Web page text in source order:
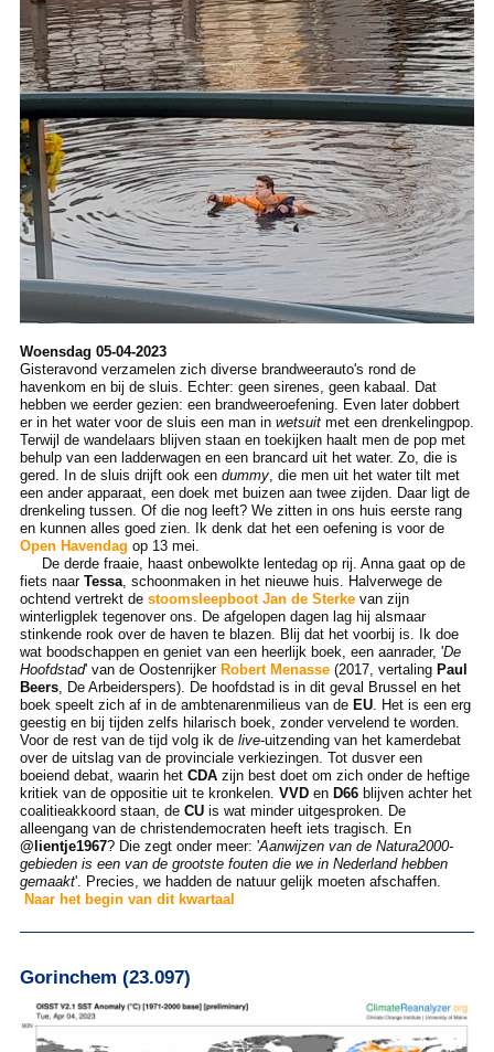
Woensdag 05-04-2023
Gisteravond verzamelen zich diverse brandweerauto's rond de
havenkom en bij de sluis. Echter: geen sirenes, geen kabaal. Dat
hebben we eerder gezien: een brandweeroefening. Even later dobbert
er in het water voor de sluis een man in wetsuitmet een drenkelingpop.
Terwijl de wandelaars blijven staan en toekijken haalt men de pop met
behulp van een ladderwagen en een brancard uit het water. Zo, die is
gered. In de sluis drijft ook een dummy, die men uit het water tilt met
een ander apparaat, een doek met buizen aan twee zijden. Daar ligt de
drenkeling tussen. Of die nog leeft? We zitten in ons huis eerste rang
en kunnen alles goed zien. Ik denk dat het een oefening is voor de
Open Havendag op 13 mei.
De derde fraaie, haast onbewolkte lentedag op rij. Anna gaat op de
fiets naar Tessa, schoonmaken in het nieuwe huis. Halverwege de
ochtend vertrekt de stoomsleepboot Jan de Sterkevan zijn
winterligplek tegenover ons. De afgelopen dagen lag hij alsmaar
stinkende rook over de haven te blazen. Blij dat het voorbij is. Ik doe
wat boodschappen en geniet van een heerlijk boek, een aanrader, 'De
Hoofdstad' van de Oostenrijker Robert Menasse(2017, vertaling Paul
Beers, De Arbeiderspers). De hoofdstad is in dit geval Brussel en het
boek speelt zich af in de ambtenarenmilieus van de EU. Het is een erg
geestig en bij tijden zelfs hilarisch boek, zonder vervelend te worden.
Voor de rest van de tijd volg ik delive-uitzending van het kamerdebat
over de uitslag van de provinciale verkiezingen. Tot dusver een
boeiend debat, waarin het CDAzijn best doet om zich onder de heftige
kritiek van de oppositie uit te kronkelen. VVDen D66blijven achter het
coalitieakkoord staan, de CUis wat minder uitgesproken. De
alleengang van de christendemocraten heeft iets tragisch. En
@lientje1967? Die zegt onder meer: 'Aanwijzen van de Natura2000-
gebieden is een van de grootste fouten die we in Nederland hebben
gemaakt'. Precies, we hadden de natuur gelijk moeten afschaffen.
Naar het begin van dit kwartaal
Gorinchem (23.097)